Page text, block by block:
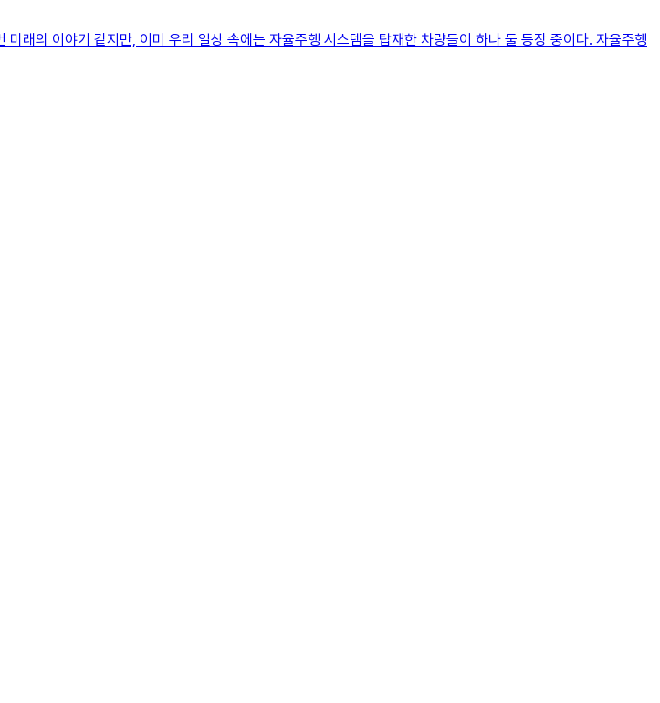
래의 이야기 같지만, 이미 우리 일상 속에는 자율주행 시스템을 탑재한 차량들이 하나 둘 등장 중이다. 자율주행